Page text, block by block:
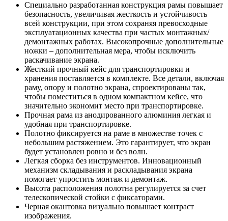
Специально разработанная конструкция рамы повышает
безопасность, увеличивая жесткость и устойчивость
всей конструкции, при этом сохраняя превосходные
эксплуатационных качества при частых монтажных/
демонтажных работах. Высокопрочные дополнительные
ножки – дополнительная мера, чтобы исключить
раскачивание экрана.
Жесткий прочный кейс для транспортировки и
хранения поставляется в комплекте. Все детали, включая
раму, опору и полотно экрана, спроектированы так,
чтобы поместиться в одном компактном кейсе, что
значительно экономит место при транспортировке.
Прочная рама из анодированного алюминия легкая и
удобная при транспортировке.
Полотно фиксируется на раме в множестве точек с
небольшим растяжением. Это гарантирует, что экран
будет установлен ровно и без волн.
Легкая сборка без инструментов. Инновационный
механизм складывания и раскладывания экрана
помогает упростить монтаж и демонтаж.
Высота расположения полотна регулируется за счет
телескопической стойки с фиксаторами.
Черная окантовка визуально повышает контраст
изображения.